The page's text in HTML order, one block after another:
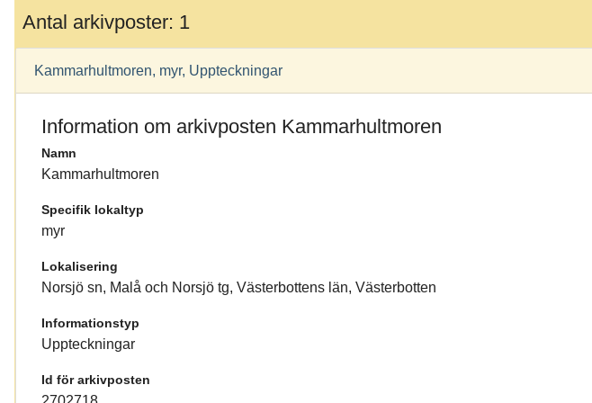
Antal arkivposter: 1
Kammarhultmoren, myr, Uppteckningar
Information om arkivposten Kammarhultmoren
Namn
Kammarhultmoren
Specifik lokaltyp
myr
Lokalisering
Norsjö sn, Malå och Norsjö tg, Västerbottens län, Västerbotten
Informationstyp
Uppteckningar
Id för arkivposten